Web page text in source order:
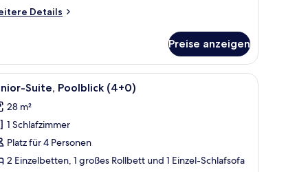
Details
Preise anzeigen
im Freien und Gebäuden im Hintergrund.
Ein Balkon mit Blick auf einen Pool,
13 Suite, Poolblick (4+0)
28 m²
1 Schlafzimmer
Platz für 4 Personen
2 Einzelbetten, 1 großes Rollbett und 1 Einzel-Schlafsofa